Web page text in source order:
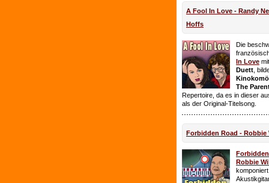
A Fool In Love - Randy
Hoffs
Die
In Love
Duett ,
The
Repertoire, da es in dieser
als der Original-Titelsong.
Forbidden Road - Robbie
Robbie